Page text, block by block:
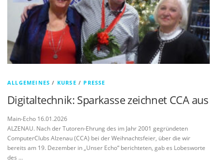
ALLGEMEINES / KURSE / PRESSE
Digitaltechnik: Sparkasse zeichnet CCA aus
Main-Echo 16.01.2026
ALZENAU. Nach der Tutoren-Ehrung des im Jahr 2001 gegründeten
ComputerClubs Alzenau (CCA) bei der Weihnachtsfeier, über die wir
bereits am 19. Dezember in „Unser Echo“ berichteten, gab es Lobesworte
des …